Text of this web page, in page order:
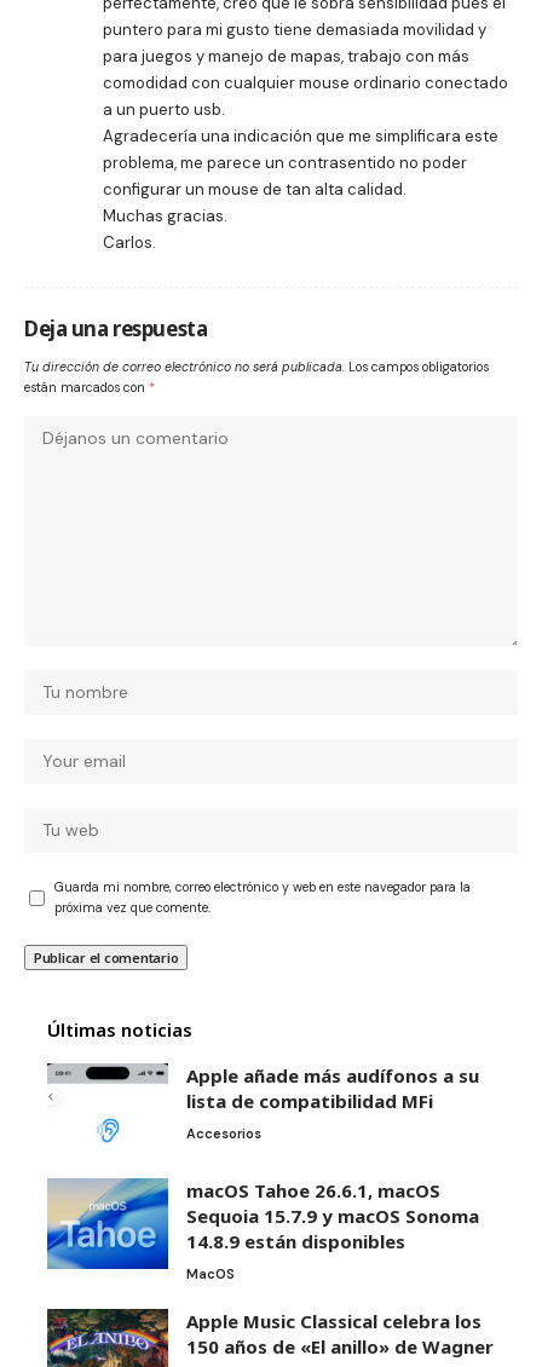
puntero para mi gusto tiene demasiada movilidad y
para juegos y manejo de mapas, trabajo con más
comodidad con cualquier mouse ordinario conectado
a un puerto usb.
Agradecería una indicación que me simplificara este
problema, me parece un contrasentido no poder
configurar un mouse de tan alta calidad.
Muchas gracias.
Carlos.
Deja una respuesta
Tu dirección de correo electrónico no será publicada. Los campos obligatorios
están marcados con *
Guarda mi nombre, correo electrónico y web en este navegador para la
próxima vez que comente.
Últimas noticias
Apple añade más audífonos a su
lista de compatibilidad MFi
Accesorios
macOS Tahoe 26.6.1, macOS
Sequoia 15.7.9 y macOS Sonoma
14.8.9 están disponibles
MacOS
Apple Music Classical celebra los
150 años de «El anillo» de Wagner